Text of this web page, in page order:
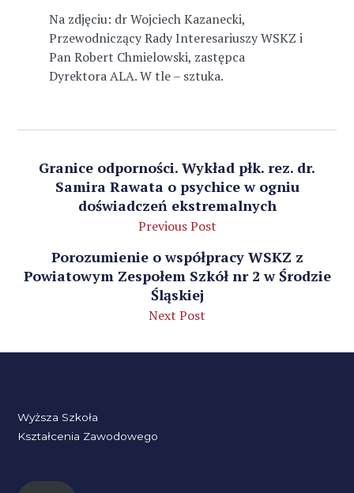
Na zdjęciu: dr Wojciech Kazanecki,
Przewodniczący Rady Interesariuszy WSKZ i
Pan Robert Chmielowski, zastępca
Dyrektora ALA. W tle – sztuka.
Granice odporności. Wykład płk. rez. dr.
Samira Rawata o psychice w ogniu
doświadczeń ekstremalnych
Previous Post
Porozumienie o współpracy WSKZ z
Powiatowym Zespołem Szkół nr 2 w Środzie
Śląskiej
Next Post
Wyższa Szkoła
Kształcenia Zawodowego